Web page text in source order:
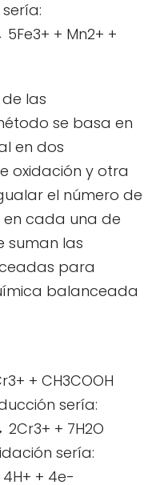
+ Mn2+ +
las
se basa en
en dos
oxidación y otra
el número de
cada una de
suman las
para
balanceada
+ CH3COOH
sería:
+ 7H2O
sería:
4H+ + 4e-